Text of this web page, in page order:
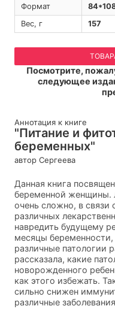
Формат
Вес, г
157
Посмотрите,
следующее
Аннотация к книге
"Питание и
беременных"
автор Сергеева
Данная книга
беременной женщины.
очень сложно, в связи
различных
навредить будущему
месяцы беременности,
различные патологии
рассказала, какие
новорожденного
как этого избежать.
сильно снижен
различные